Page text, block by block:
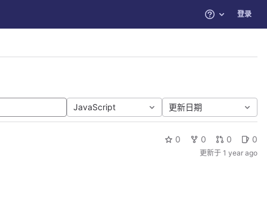
帮助 登录
JavaScript 更新日期
0 0 0 0
更新于 1 year ago